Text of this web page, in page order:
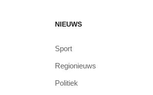
NIEUWS
Sport
Regionieuws
Politiek